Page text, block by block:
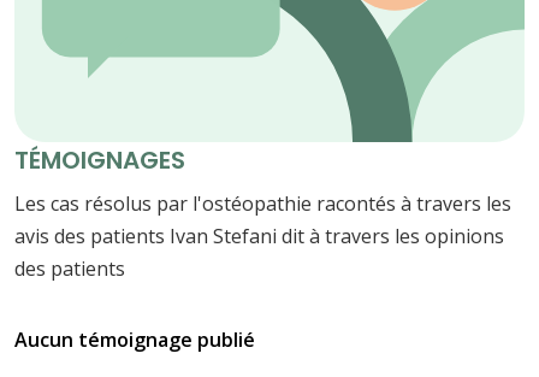
TÉMOIGNAGES
Les cas résolus par l'ostéopathie racontés à travers les
avis des patients Ivan Stefani dit à travers les opinions
des patients
Aucun témoignage publié